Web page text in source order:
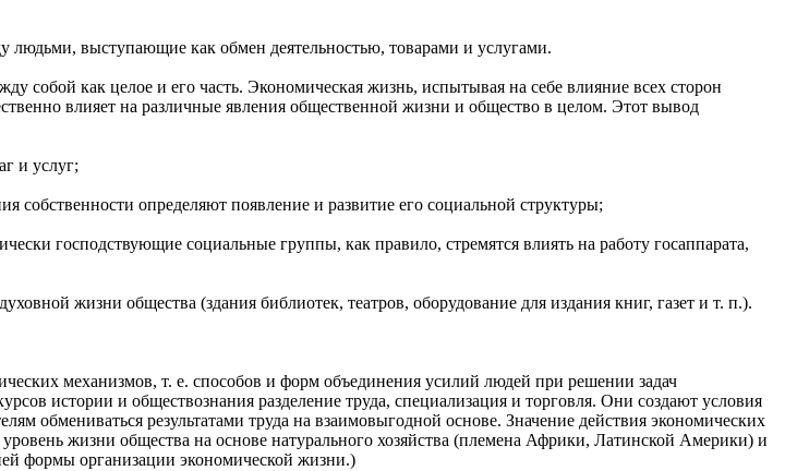
выступающие как обмен деятельностью, товарами и услугами.
собой как целое и его часть. Экономическая жизнь, испытывая на себе влияние всех сторон
влияет на различные явления общественной жизни и общество в целом. Этот вывод
и услуг;
определяют появление и развитие его социальной структуры;
господствующие социальные группы, как правило, стремятся влиять на работу госаппарата,
жизни общества (здания библиотек, театров, оборудование для издания книг, газет и т. п.).
механизмов, т. е. способов и форм объединения усилий людей при решении задач
истории и обществознания разделение труда, специализация и торговля. Они создают условия
обмениваться результатами труда на взаимовыгодной основе. Значение действия экономических
жизни общества на основе натурального хозяйства (племена Африки, Латинской Америки) и
формы организации экономической жизни.)